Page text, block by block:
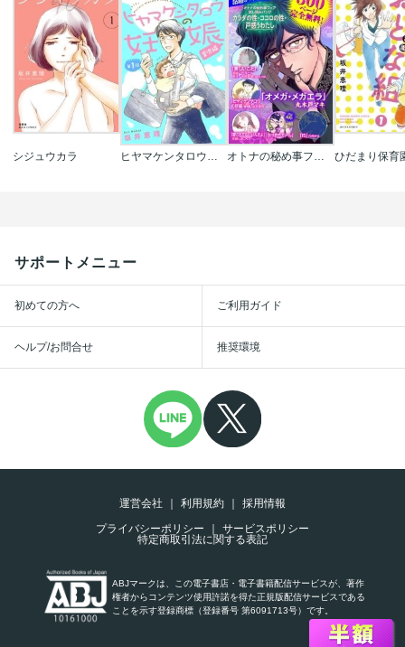
シジュウカラ
サポートメニュー
初めての方へ ご利用ガイド
ヘルプ/お問合せ 推奨環境
運営会社 利用規約
採用情報
プライバシーポリシー
サービスポリシー
特定商取引法に関する表記
ABJマークは、この電子書店・電子書籍配信サービスが、著作
権者からコンテンツ使用許諾を得た正規版配信サービスである
ことを示す登録商標（登録番号 第6091713号）です。